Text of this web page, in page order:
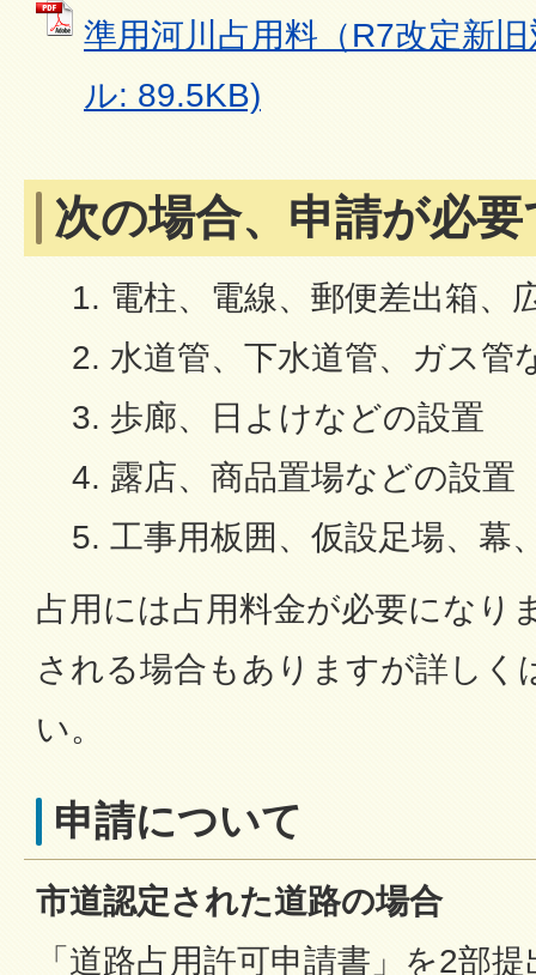
準用河川占用料（R7改定新
ル: 89.5KB)
次の場合、申請が必
電柱、電線、郵便差出箱、
水道管、下水道管、ガス管
歩廊、日よけなどの設置
露店、商品置場などの設置
工事用板囲、仮設足場、幕
占用には占用料金が必要になり
される場合もありますが詳しく
い。
申請について
市道認定された道路の場合
「道路占用許可申請書」を2部提